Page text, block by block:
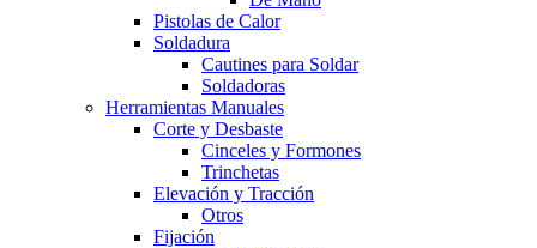
Pistolas de Calor
Soldadura
Cautines para Soldar
Soldadoras
Herramientas Manuales
Corte y Desbaste
Cinceles y Formones
Trinchetas
Elevación y Tracción
Otros
Fijación